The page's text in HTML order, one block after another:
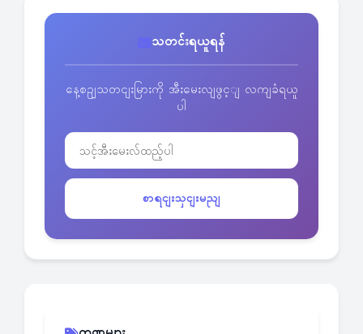
သတင်းရယူရန်
နေ့စဥျသတငျးမြားကို အီးမေးလျဖွင့ျ လကျခံရယူ
ပါ
စာရငျးသှငျးမညျ